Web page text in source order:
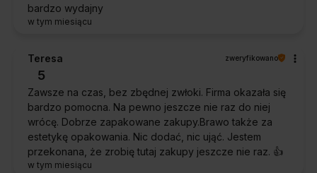
bardzo wydajny
w tym miesiącu
Teresa zweryfikowano
5
Zawsze na czas, bez zbędnej zwłoki. Firma okazała się
bardzo pomocna. Na pewno jeszcze nie raz do niej
wrócę. Dobrze zapakowane zakupy.Brawo także za
estetykę opakowania. Nic dodać, nic ująć. Jestem
przekonana, że zrobię tutaj zakupy jeszcze nie raz. 👍️
w tym miesiącu